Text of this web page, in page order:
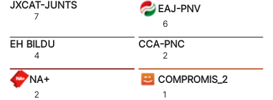
JXCAT-JUNTS
7
EAJ-PNV
6
EH BILDU
4
CCA-PNC
2
NA+
2
COMPROMIS_2
1